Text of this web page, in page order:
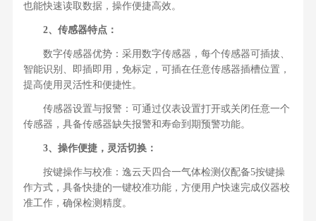
也能快速读取数据，操作便捷高效。
2、传感器特点：
数字传感器优势：采用数字传感器，每个传感器可插拔、
智能识别、即插即用，免标定，可插在任意传感器插槽位置，
提高使用灵活性和便捷性。
传感器设置与报警：可通过仪表设置打开或关闭任意一个
传感器，具备传感器缺失报警和寿命到期预警功能。
3、操作便捷，灵活切换：
按键操作与校准：逸云天四合一气体检测仪配备5按键操
作方式，具备快捷的一键校准功能，方便用户快速完成仪器校
准工作，确保检测精度。